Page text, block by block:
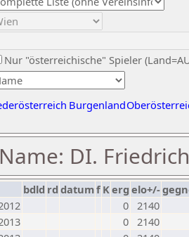
Nur "österreichische" Spieler
Burgenland
DI.
bdld rd datumf Kerg elo+/-
0 2140
0 2140